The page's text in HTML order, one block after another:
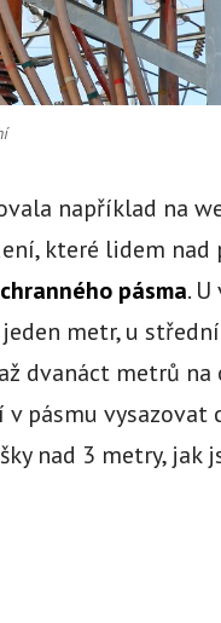
například na
které lidem nad
pásma.
metr, u
dvanáct metrů na
pásmu vysazovat
nad 3 metry, jak